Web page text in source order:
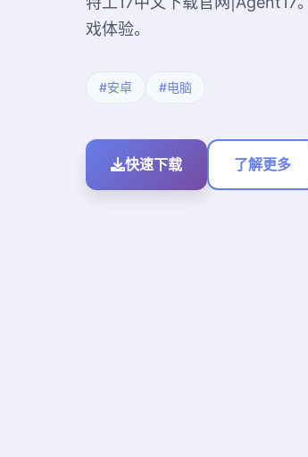
戏体验。
#安卓 #电脑
快速下载 了解更多